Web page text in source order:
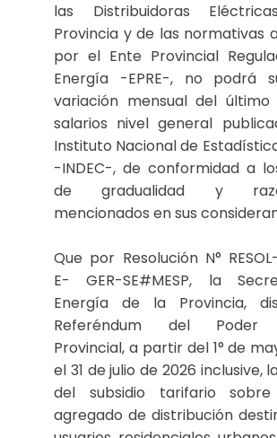
las Distribuidoras
Provincia y de las normativas
por el Ente Provincial
Energía -EPRE-, no podrá
variación mensual del
salarios nivel general
Instituto Nacional de
-INDEC-, de conformidad a
de gradualidad y
mencionados en sus
Que por Resolución N°
E- GER-SE#MESP, la
Energía de la Provincia,
Referéndum del Poder
Provincial, a partir del 1° de
el 31 de julio de 2026 inclusive,
del subsidio tarifario
agregado de distribución